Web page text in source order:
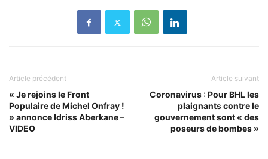
Article précédent
« Je rejoins le Front
Populaire de Michel Onfray !
» annonce Idriss Aberkane –
VIDEO
Article suivant
Coronavirus : Pour BHL les
plaignants contre le
gouvernement sont « des
poseurs de bombes »